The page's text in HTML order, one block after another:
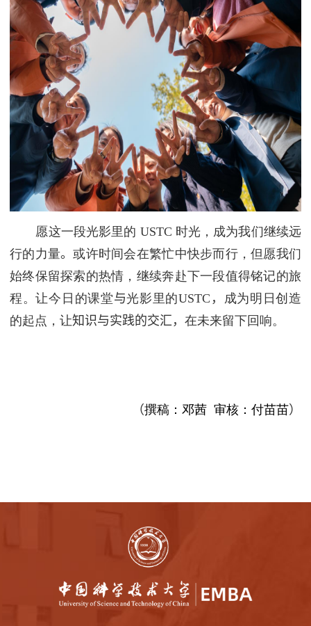
愿这一段光影里的 USTC 时光，成为我们继续远
行的力量。或许时间会在繁忙中快步而行，但愿我们
始终保留探索的热情，继续奔赴下一段值得铭记的旅
程。让今日的课堂与光影里的USTC ， 成为明日创造
的起点，让知识与实践的交汇， 在未来留下回响。
（撰稿：邓茜 审核：付苗苗）